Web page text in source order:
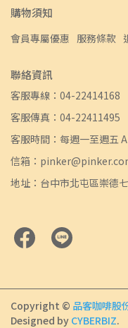
購物須知
會員專屬優惠 服務條款
聯絡資訊
客服專線：04-22414168
客服傳真：04-22411495
客服時間：每週一至週五
信箱：
地址：台中市北屯區崇德
Copyright © 品客咖啡股
Designed by CYBERBIZ.